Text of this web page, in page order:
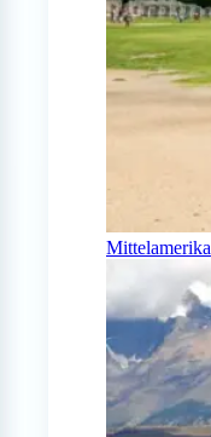
Mittelamerika